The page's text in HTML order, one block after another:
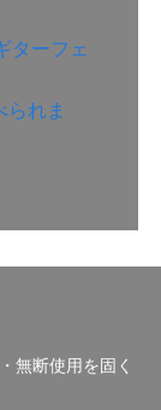
ターフェ
られま
無断使用を固く